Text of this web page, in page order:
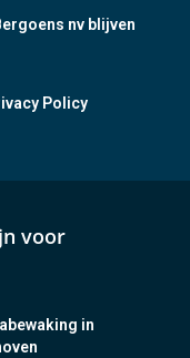
nv blijven
Policy
voor
in